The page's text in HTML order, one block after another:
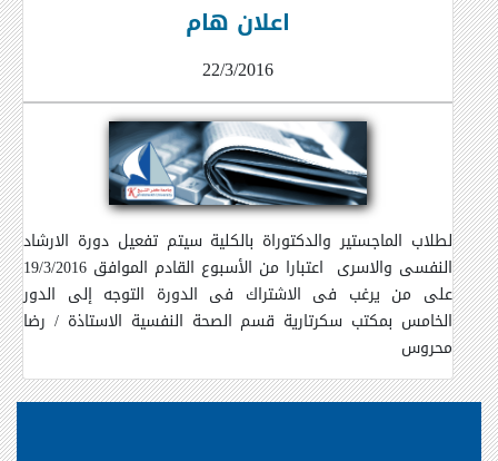
اعلان هام
22/3/2016
لطلاب الماجستير والدكتوراة بالكلية سيتم تفعيل دورة الارشاد
النفسى والاسرى اعتبارا من الأسبوع القادم الموافق 19/3/2016
على من يرغب فى الاشتراك فى الدورة التوجه إلى الدور
الخامس بمكتب سكرتارية قسم الصحة النفسية الاستاذة / رضا
محروس